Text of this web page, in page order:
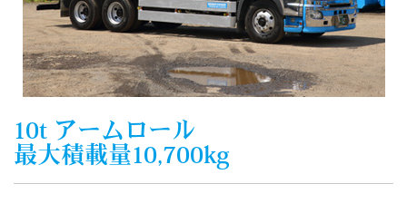
10t アームロール
最大積載量10,700kg